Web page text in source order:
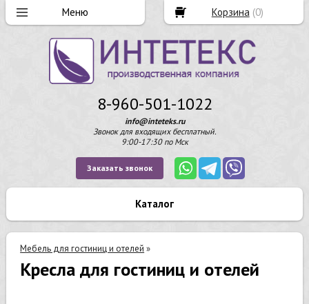
8-960-501-1022
info@inteteks.ru
Звонок для входящих бесплатный.
9:00-17:30 по Мск
Заказать звонок
Каталог
Мебель для гостиниц и отелей »
Кресла для гостиниц и отелей
Корзина(0)